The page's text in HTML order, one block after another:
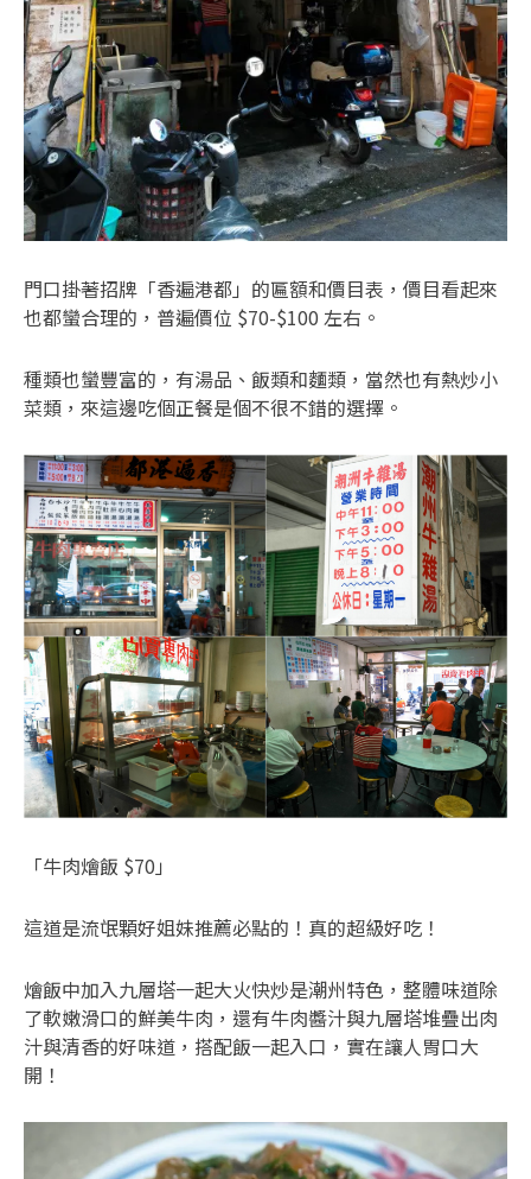
門口掛著招牌「香遍港都」的匾額和價目表，價目看起來
也都蠻合理的，普遍價位 $70-$100 左右。
種類也蠻豐富的，有湯品、飯類和麵類，當然也有熱炒小
菜類，來這邊吃個正餐是個不很不錯的選擇。
「牛肉燴飯 $70」
這道是流氓顆好姐妹推薦必點的！真的超級好吃！
燴飯中加入九層塔一起大火快炒是潮州特色，整體味道除
了軟嫩滑口的鮮美牛肉，還有牛肉醬汁與九層塔堆疊出肉
汁與清香的好味道，搭配飯一起入口，實在讓人胃口大
開！